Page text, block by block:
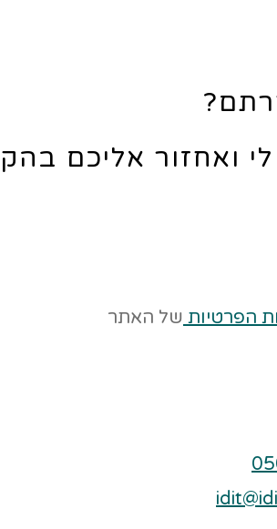
ואחזור אליכם
הפרטיות של האתר